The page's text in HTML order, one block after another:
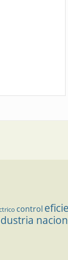
control